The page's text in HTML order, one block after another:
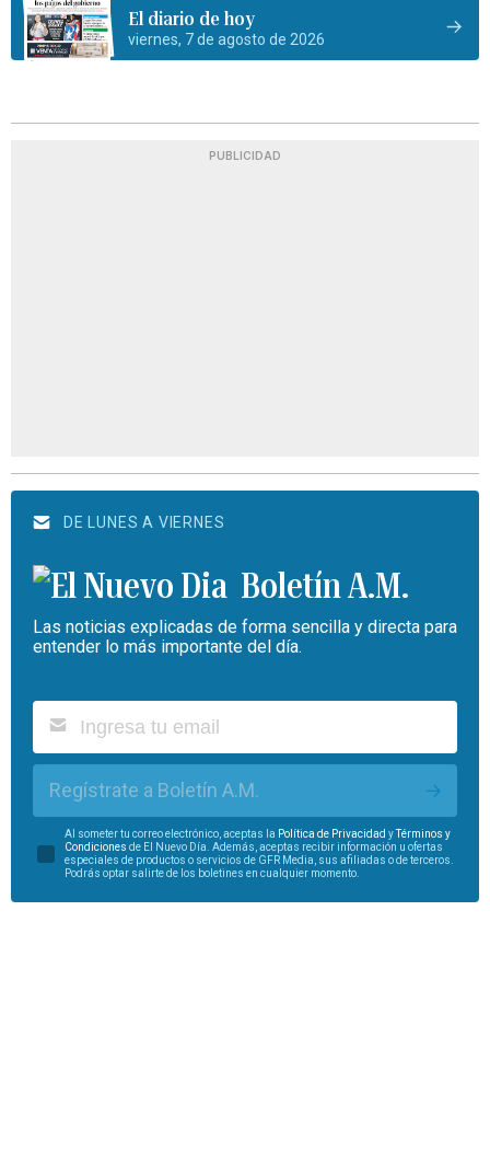
El diario de hoy
viernes, 7 de agosto de 2026
PUBLICIDAD
DE LUNES A VIERNES
Boletín A.M.
Las noticias explicadas de forma sencilla y directa para
entender lo más importante del día.
Regístrate a Boletín A.M.
Al someter tu correo electrónico, aceptas la Política de Privacidad yTérminos y
Condiciones de El Nuevo Día. Además, aceptas recibir información u ofertas
especiales de productos o servicios de GFR Media, sus afiliadas o de terceros.
Podrás optar salirte de los boletines en cualquier momento.